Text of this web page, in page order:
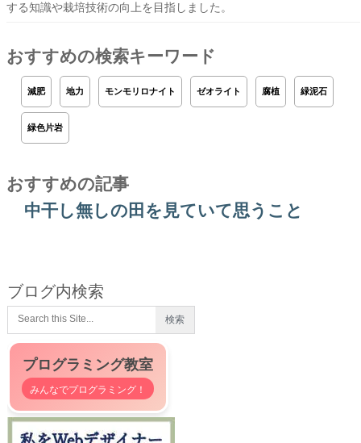
する知識や栽培技術の向上を目指しました。
おすすめの検索キーワード
減肥 地力 モンモリロナイト ゼオライト 腐植 緑泥石
緑色片岩
おすすめの記事
中干し無しの田を見ていて思うこと
ブログ内検索
プログラミング教室
みんなでプログラミング！